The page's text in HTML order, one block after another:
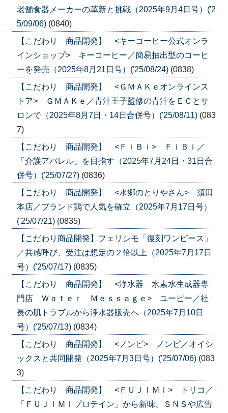
老舗食器メーカーの革新と挑戦（2025年9月4日号）('2
5/09/06) (0840)
【こだわり 商品開発】 <キーコーヒー公式オンラ
インショップ> キーコーヒー／簡易抽出型のコーヒ
ーを発売（2025年8月21日号）('25/08/24) (0838)
【こだわり 商品開発】 <ＧＭＡＫｅオンラインス
トア> ＧＭＡＫｅ／青汁王子監修の青汁をＥＣとサ
ロンで（2025年8月7日・14日合併号）('25/08/11) (083
7)
【こだわり 商品開発】 <ＦｉＢｉ> ＦｉＢｉ／
「介護アパレル」を目指す（2025年7月24日・31日合
併号）('25/07/27) (0836)
【こだわり 商品開発】 <水郷のとりやさん> 須田
本店／ブランド鶏で人気を確立（2025年7月17日号）
('25/07/21) (0835)
【こだわり商品開発】フェリシモ「復刻ワンピース」
／共感呼び、受注は想定の２倍以上（2025年7月17日
号）('25/07/17) (0835)
【こだわり 商品開発】 <浄水器 水素水生成器専
門店 Ｗａｔｅｒ Ｍｅｓｓａｇｅ> ユーピー／社
長の肌トラブルから浄水器販売へ（2025年7月10日
号）('25/07/13) (0834)
【こだわり 商品開発】 <ノンピ> ノンピ／オイシ
ックスと共同開発（2025年7月3日号）('25/07/06) (083
3)
【こだわり 商品開発】 <ＦＵＪＩＭＩ> トリコ／
「ＦＵＪＩＭＩプロテイン」から新味、ＳＮＳや広告